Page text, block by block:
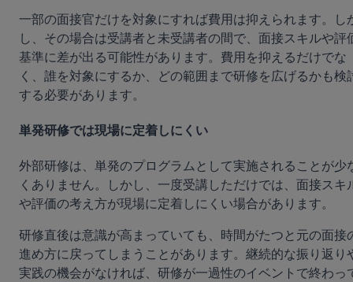
一部の面接官だけを対象にすれば費用は抑えられます。し
し、その場合は受講者と未受講者の間で、面接スキルや評
基準に差が出る可能性があります。費用を抑えるだけでな
く、誰を対象にするか、どの範囲まで研修を広げるかも検
する必要があります。
単発研修では現場に定着しにくい
外部研修は、単発のプログラムとして実施されることが少
くありません。しかし、一度受講しただけでは、面接スキ
や評価の考え方が現場に定着しにくい場合があります。
研修直後は意識が高まっていても、時間がたつと元の面接
進め方に戻ってしまうことがあります。継続的な振り返り
実践の機会がなければ、研修が一過性のイベントで終わっ